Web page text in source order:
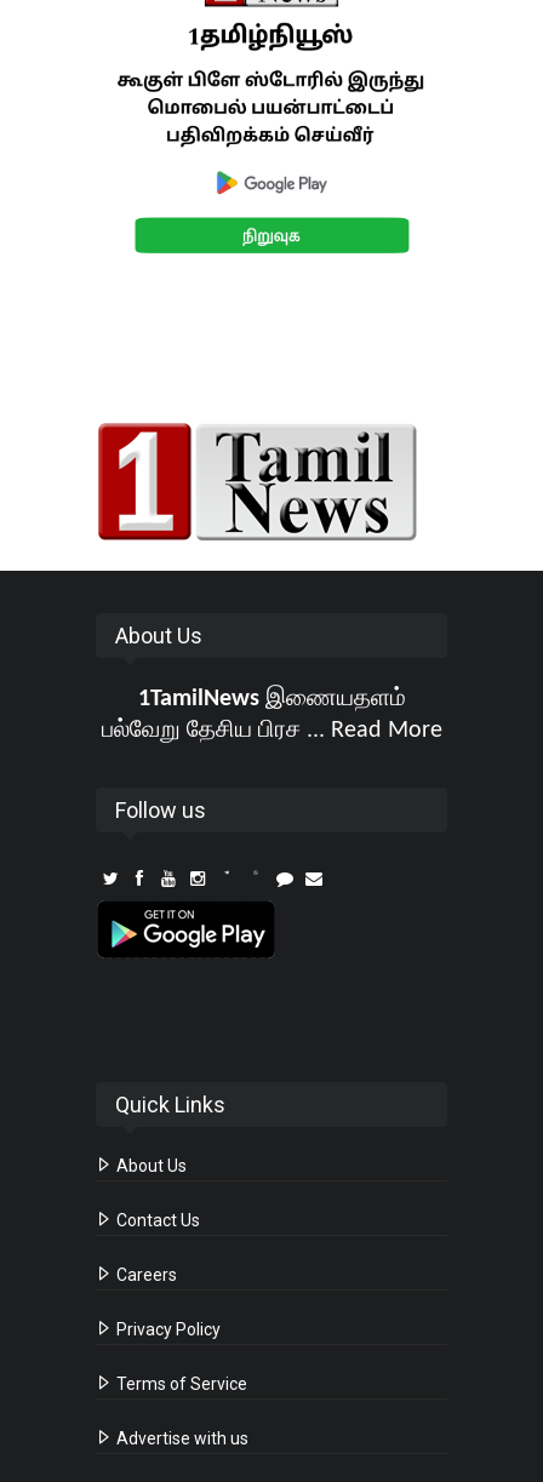
About Us
1TamilNewsஇணையதளம்
பல்வேறு தேசிய பிரச ... Read More
Follow us
Quick Links
About Us
Contact Us
Careers
Privacy Policy
Terms of Service
Advertise with us